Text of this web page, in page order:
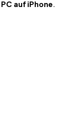
PC auf iPhone.